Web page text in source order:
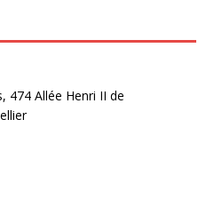
474 Allée Henri II de